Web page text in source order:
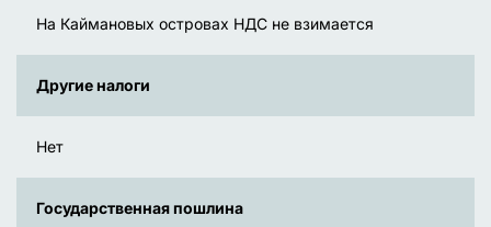
На Каймановых островах НДС не взимается
Другие налоги
Нет
Государственная пошлина